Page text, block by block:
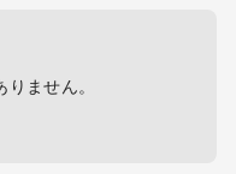
ません。